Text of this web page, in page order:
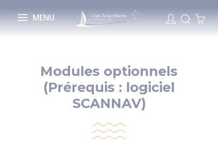
MENU
Modules optionnels
(Prérequis : logiciel
SCANNAV)